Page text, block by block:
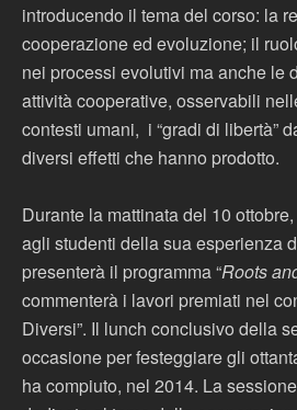
introducendo il tema del corso: la
cooperazione ed evoluzione; il
nei processi evolutivi ma anche le
attività cooperative, osservabili
contesti umani, i “gradi di libertà”
diversi effetti che hanno prodotto.
Durante la mattinata del 10
agli studenti della sua esperienza
presenterà il programma “Roots
commenterà i lavori premiati nel
Diversi”. Il lunch conclusivo della
occasione per festeggiare gli
ha compiuto, nel 2014. La